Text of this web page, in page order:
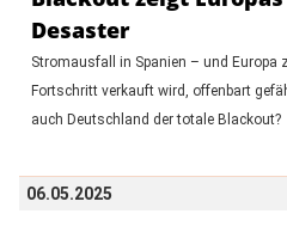
Desaster
Stromausfall in Spanien – und Europa
Fortschritt verkauft wird, offenbart
auch Deutschland der totale Blackout?
06.05.2025